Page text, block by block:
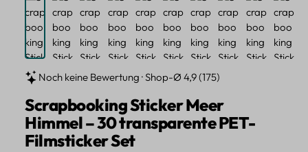
Noch keine Bewertung · Shop-Ø 4,9 (175)
Scrapbooking Sticker Meer
Himmel – 30 transparente PET-
Filmsticker Set